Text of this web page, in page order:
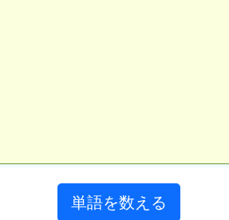
単語を数える